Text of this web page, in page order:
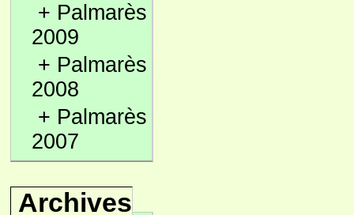
+ Palmarès
2009
+ Palmarès
2008
+ Palmarès
2007
Archives